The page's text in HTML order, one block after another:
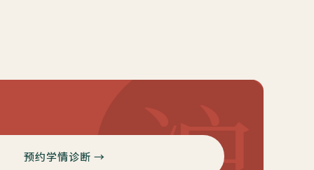
预约学情诊断 →